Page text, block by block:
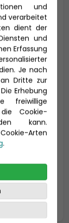
und
verarbeitet
dient der
und
Erfassung
Je nach
Dritte zur
Erhebung
freiwillige
Cookie-
kann.
Arten
.